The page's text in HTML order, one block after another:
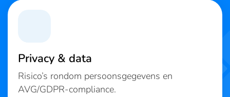
Privacy & data
Risico’s rondom persoonsgegevens en
AVG/GDPR-compliance.